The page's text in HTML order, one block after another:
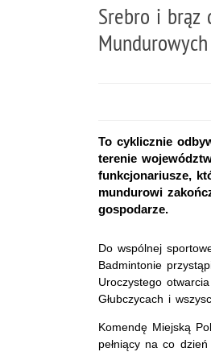
Srebro i brąz
To cyklicznie
terenie
funkcjonariusze,
mundurowi
gospodarze.
Do wspólnej
Badmintonie
Uroczystego
Głubczycach i
Komendę Miejską
pełniący na co